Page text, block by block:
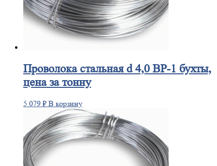
Проволокастальная d 4,0 ВР-1 бухты,
цена за тонну
5 079 ₽ В корзину